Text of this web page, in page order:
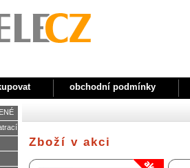
obchodní podmínky
Zboží v akci